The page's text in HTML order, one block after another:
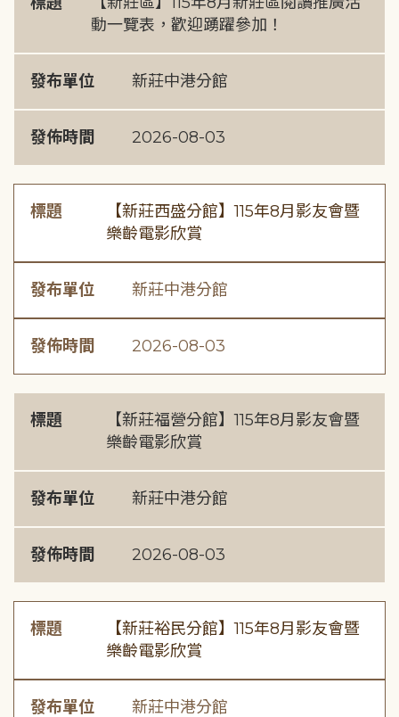
動一覽表，歡迎踴躍參加！
發布單位 新莊中港分館
發佈時間 2026-08-03
標題
【新莊西盛分館】115年8月影友會暨
樂齡電影欣賞
發布單位 新莊中港分館
發佈時間 2026-08-03
標題
【新莊福營分館】115年8月影友會暨
樂齡電影欣賞
發布單位 新莊中港分館
發佈時間 2026-08-03
標題
【新莊裕民分館】115年8月影友會暨
樂齡電影欣賞
發布單位 新莊中港分館